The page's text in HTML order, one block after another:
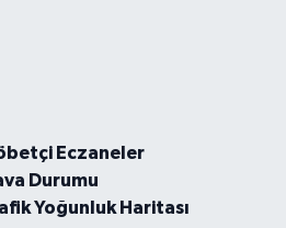
Eczaneler
Durumu
Yoğunluk Haritası